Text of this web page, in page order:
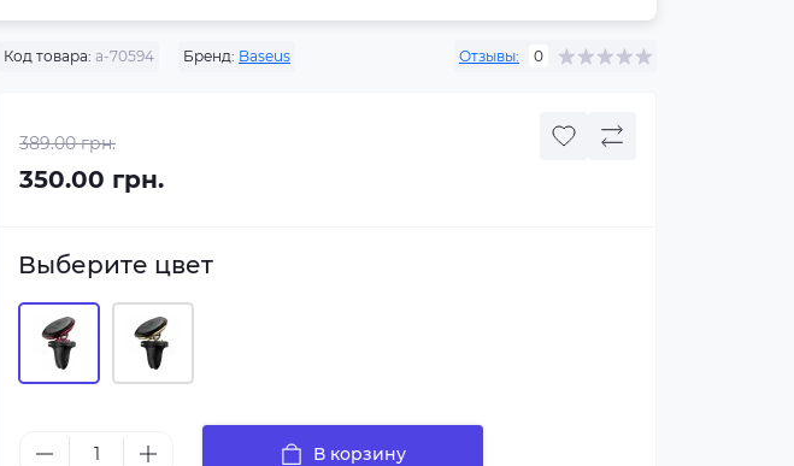
Код товара: a-70594 Бренд: Baseus Отзывы: 0
389.00 грн.
350.00 грн.
Выберите цвет
В корзину